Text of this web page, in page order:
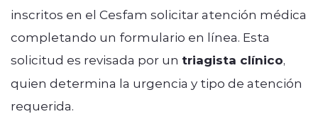
inscritos en el Cesfam solicitar atención médica
completando un formulario en línea. Esta
solicitud es revisada por un triagista clínico,
quien determina la urgencia y tipo de atención
requerida.